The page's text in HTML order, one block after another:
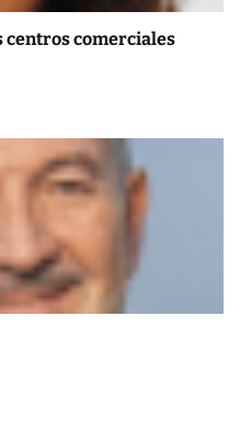
centros comerciales